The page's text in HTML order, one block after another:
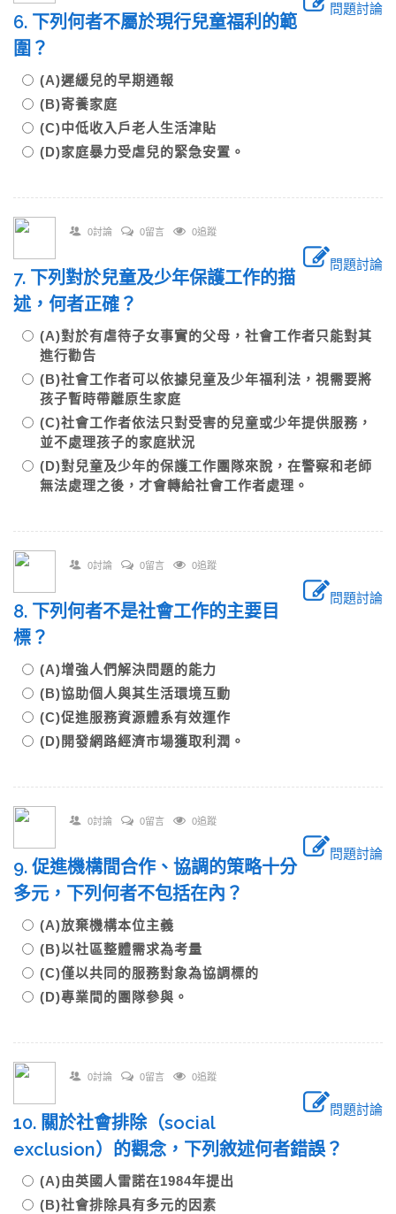
問題討論
6. 下列何者不屬於現行兒童福利的範
圍？
(A)遲緩兒的早期通報
(B)寄養家庭
(C)中低收入戶老人生活津貼
(D)家庭暴力受虐兒的緊急安置。
0討論 0留言 0追蹤
問題討論
7. 下列對於兒童及少年保護工作的描
述，何者正確？
(A)對於有虐待子女事實的父母，社會工作者只能對其
進行勸告
(B)社會工作者可以依據兒童及少年福利法，視需要將
孩子暫時帶離原生家庭
(C)社會工作者依法只對受害的兒童或少年提供服務，
並不處理孩子的家庭狀況
(D)對兒童及少年的保護工作團隊來說，在警察和老師
無法處理之後，才會轉給社會工作者處理。
0討論 0留言 0追蹤
問題討論
8. 下列何者不是社會工作的主要目
標？
(A)增強人們解決問題的能力
(B)協助個人與其生活環境互動
(C)促進服務資源體系有效運作
(D)開發網路經濟市場獲取利潤。
0討論 0留言 0追蹤
問題討論
9. 促進機構間合作、協調的策略十分
多元，下列何者不包括在內？
(A)放棄機構本位主義
(B)以社區整體需求為考量
(C)僅以共同的服務對象為協調標的
(D)專業間的團隊參與。
0討論 0留言 0追蹤
問題討論
10. 關於社會排除（social
exclusion）的觀念，下列敘述何者錯誤？
(A)由英國人雷諾在1984年提出
(B)社會排除具有多元的因素